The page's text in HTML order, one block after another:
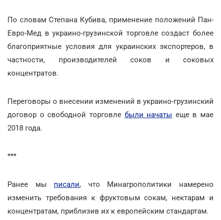
По словам Степана Кубива, применение положений Пан-
Евро-Мед в украино-грузинской торговле создаст более
благоприятные условия для украинских экспортеров, в
частности, производителей соков и соковых
концентратов.
Переговоры о внесении изменений в украино-грузинский
договор о свободной торговле были начаты еще в мае
2018 года.
***
Ранее мы писали, что Минагрополитики намерено
изменить требования к фруктовым сокам, нектарам и
концентратам, приблизив их к европейским стандартам.